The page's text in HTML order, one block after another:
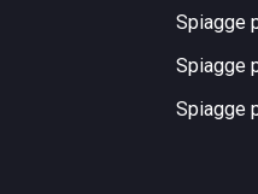
Spiagge
Spiagge
Spiagge